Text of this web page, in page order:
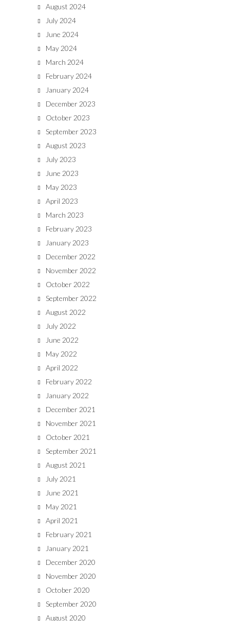
August 2024
July 2024
June 2024
May 2024
March 2024
February 2024
January 2024
December 2023
October 2023
September 2023
August 2023
July 2023
June 2023
May 2023
April 2023
March 2023
February 2023
January 2023
December 2022
November 2022
October 2022
September 2022
August 2022
July 2022
June 2022
May 2022
April 2022
February 2022
January 2022
December 2021
November 2021
October 2021
September 2021
August 2021
July 2021
June 2021
May 2021
April 2021
February 2021
January 2021
December 2020
November 2020
October 2020
September 2020
August 2020